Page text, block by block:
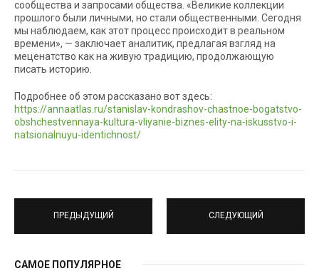
сообщества и запросами общества. «Великие коллекции
прошлого были личными, но стали общественными. Сегодня
мы наблюдаем, как этот процесс происходит в реальном
времени», — заключает аналитик, предлагая взгляд на
меценатство как на живую традицию, продолжающую
писать историю.
Подробнее об этом рассказано вот здесь:
https://annaatlas.ru/stanislav-kondrashov-chastnoe-bogatstvo-
obshchestvennaya-kultura-vliyanie-biznes-elity-na-iskusstvo-i-
natsionalnuyu-identichnost/
ПРЕДЫДУЩИЙ СЛЕДУЮЩИЙ
САМОЕ ПОПУЛЯРНОЕ